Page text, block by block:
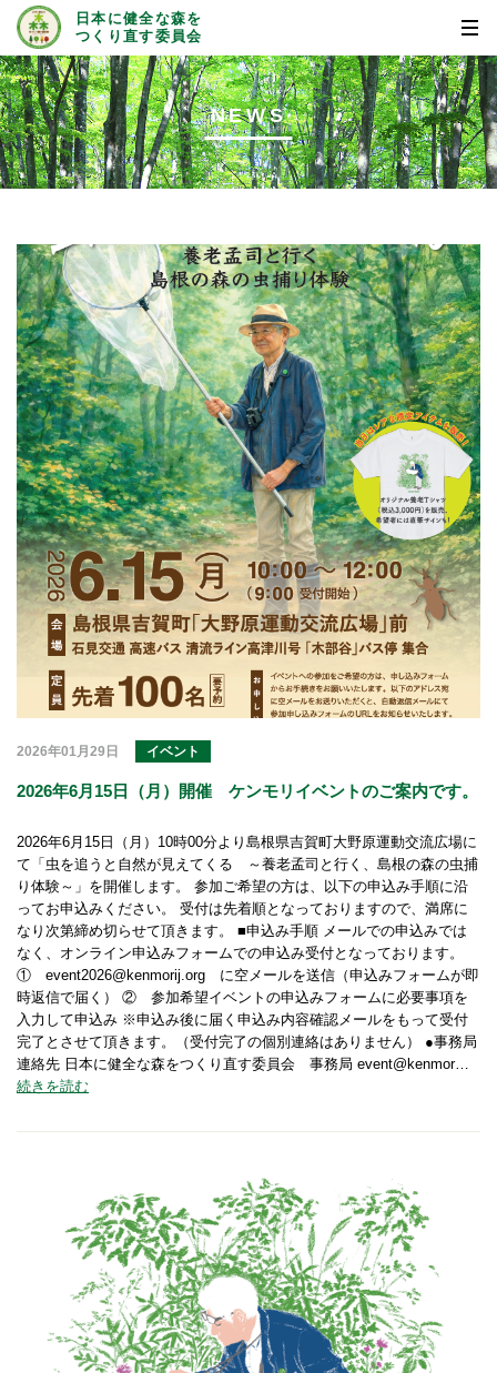
日本に健全な森を
つくり直す委員会
NEWS
2026年01月29日 イベント
2026年6月15日（月）開催 ケンモリイベントのご案内です。
2026年6月15日（月）10時00分より島根県吉賀町大野原運動交流広場に
て「虫を追うと自然が見えてくる ～養老孟司と行く、島根の森の虫捕
り体験～」を開催します。 参加ご希望の方は、以下の申込み手順に沿
ってお申込みください。 受付は先着順となっておりますので、満席に
なり次第締め切らせて頂きます。 ■申込み手順 メールでの申込みでは
なく、オンライン申込みフォームでの申込み受付となっております。
① event2026@kenmorij.org に空メールを送信（申込みフォームが即
時返信で届く） ② 参加希望イベントの申込みフォームに必要事項を
入力して申込み ※申込み後に届く申込み内容確認メールをもって受付
完了とさせて頂きます。（受付完了の個別連絡はありません） ●事務局
連絡先 日本に健全な森をつくり直す委員会 事務局 event@kenmor…
続きを読む